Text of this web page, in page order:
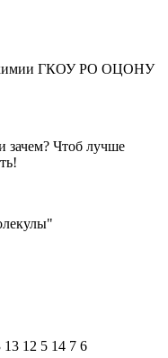
химии ГКОУ РО ОЦОНУ
Чтоб лучше
12 5 14 7 6